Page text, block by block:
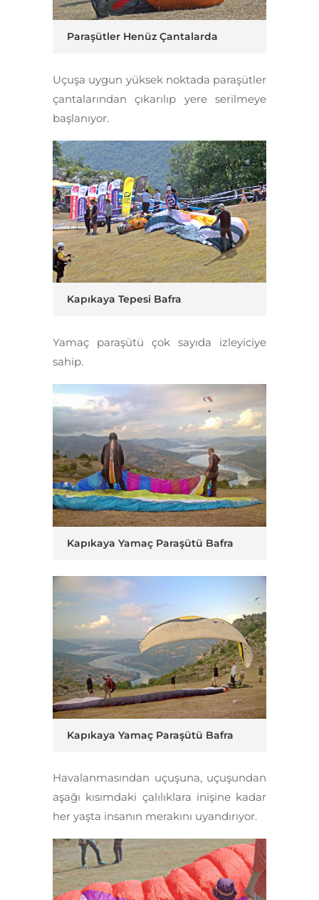
Paraşütler Henüz Çantalarda
Uçuşa uygun yüksek noktada paraşütler
çantalarından çıkarılıp yere serilmeye
başlanıyor.
Kapıkaya Tepesi Bafra
Yamaç paraşütü çok sayıda izleyiciye
sahip.
Kapıkaya Yamaç Paraşütü Bafra
Kapıkaya Yamaç Paraşütü Bafra
Havalanmasından uçuşuna, uçuşundan
aşağı kısımdaki çalılıklara inişine kadar
her yaşta insanın merakını uyandırıyor.